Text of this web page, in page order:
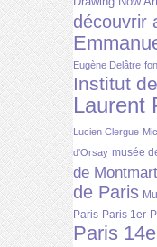
découvrir
Eugène Delâtre
Institut
Laurent
Lucien Clergue
d'Orsay musée
de
de Paris
Paris Paris 1er
Paris 14e